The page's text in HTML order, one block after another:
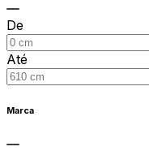
De
Até
Marca